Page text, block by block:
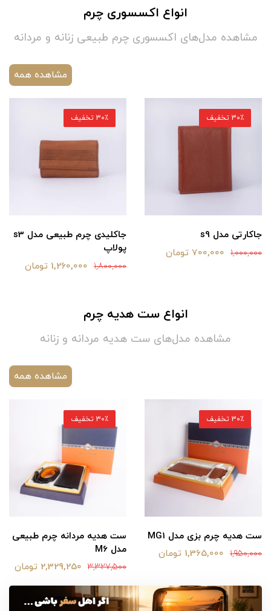
انواع اکسسوری چرم
مشاهده مدل‌های اکسسوری چرم طبیعی زنانه و مردانه
مشاهده همه
جاکارتی مدل s9
1,000,000 700,000 تومان
30٪ تخفیف
جاکلیدی چرم طبیعی مدل s3
پولاپ
1,800,000 1,260,000 تومان
30٪ تخفیف
انواع ست هدیه چرم
مشاهده مدل‌های ست هدیه مردانه و زنانه
مشاهده همه
ست هدیه چرم بزی مدل MG1
1,950,000 1,365,000 تومان
30٪ تخفیف
ست هدیه مردانه چرم طبیعی
مدل M6
3,327,500 2,329,250 تومان
30٪ تخفیف